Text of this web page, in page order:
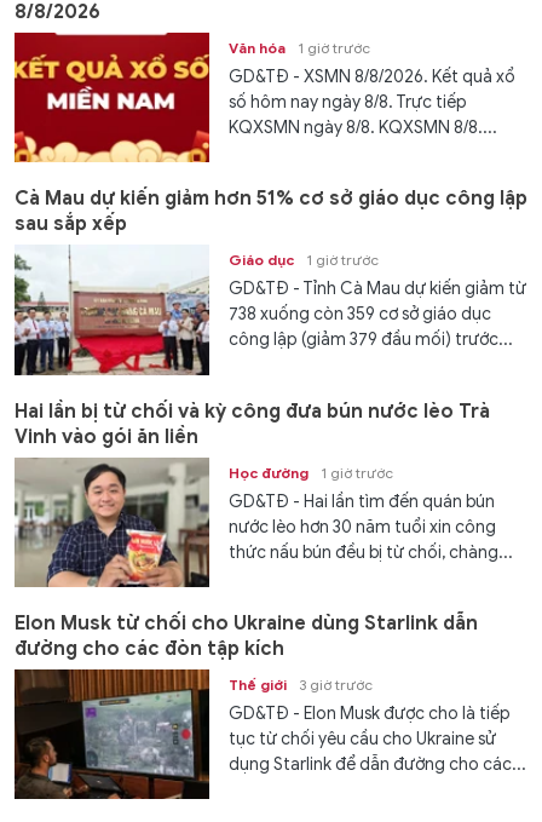
8/8/2026
Văn hóa 1 giờ trước
GD&TĐ - XSMN 8/8/2026. Kết quả xổ
số hôm nay ngày 8/8. Trực tiếp
KQXSMN ngày 8/8. KQXSMN 8/8....
Cà Mau dự kiến giảm hơn 51% cơ sở giáo dục công lập
sau sắp xếp
Giáo dục 1 giờ trước
GD&TĐ - Tỉnh Cà Mau dự kiến giảm từ
738 xuống còn 359 cơ sở giáo dục
công lập (giảm 379 đầu mối) trước...
Hai lần bị từ chối và kỳ công đưa bún nước lèo Trà
Vinh vào gói ăn liền
Học đường 1 giờ trước
GD&TĐ - Hai lần tìm đến quán bún
nước lèo hơn 30 năm tuổi xin công
thức nấu bún đều bị từ chối, chàng...
Elon Musk từ chối cho Ukraine dùng Starlink dẫn
đường cho các đòn tập kích
Thế giới 3 giờ trước
GD&TĐ - Elon Musk được cho là tiếp
tục từ chối yêu cầu cho Ukraine sử
dụng Starlink để dẫn đường cho các...